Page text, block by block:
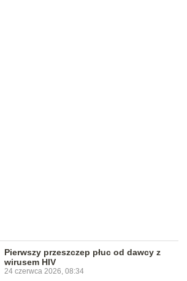
Pierwszy przeszczep płuc od dawcy z
wirusem HIV
24 czerwca 2026, 08:34